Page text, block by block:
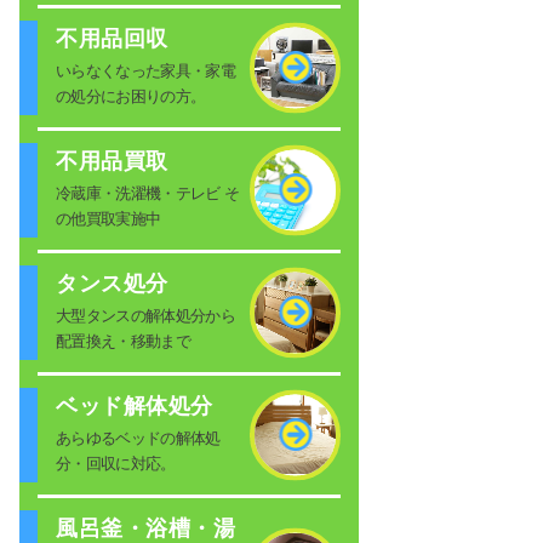
不用品回収
いらなくなった家具・家電
の処分にお困りの方。
不用品買取
冷蔵庫・洗濯機・テレビ そ
の他買取実施中
タンス処分
大型タンスの解体処分から
配置換え・移動まで
ベッド解体処分
あらゆるベッドの解体処
分・回収に対応。
風呂釜・浴槽・湯